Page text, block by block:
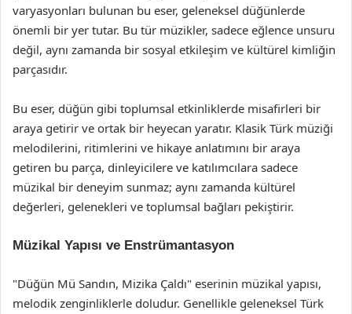
varyasyonları bulunan bu eser, geleneksel düğünlerde
önemli bir yer tutar. Bu tür müzikler, sadece eğlence unsuru
değil, aynı zamanda bir sosyal etkileşim ve kültürel kimliğin
parçasıdır.
Bu eser, düğün gibi toplumsal etkinliklerde misafirleri bir
araya getirir ve ortak bir heyecan yaratır. Klasik Türk müziği
melodilerini, ritimlerini ve hikaye anlatımını bir araya
getiren bu parça, dinleyicilere ve katılımcılara sadece
müzikal bir deneyim sunmaz; aynı zamanda kültürel
değerleri, gelenekleri ve toplumsal bağları pekiştirir.
Müzikal Yapısı ve Enstrümantasyon
"Düğün Mü Sandın, Mizika Çaldı" eserinin müzikal yapısı,
melodik zenginliklerle doludur. Genellikle geleneksel Türk